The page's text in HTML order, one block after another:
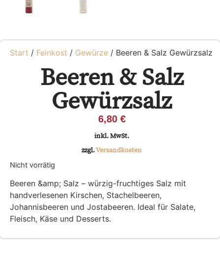
Start / Feinkost / Gewürze / Beeren & Salz Gewürzsalz
Beeren & Salz
Gewürzsalz
6,80 €
inkl. MwSt.
zzgl.Versandkosten
Nicht vorrätig
Beeren &amp; Salz – würzig-fruchtiges Salz mit
handverlesenen Kirschen, Stachelbeeren,
Johannisbeeren und Jostabeeren. Ideal für Salate,
Fleisch, Käse und Desserts.